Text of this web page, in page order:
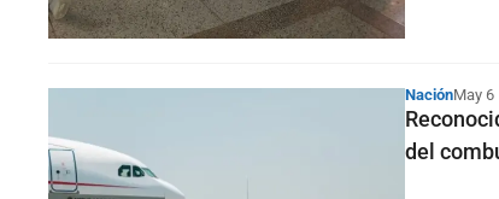
NaciónMay 6
del